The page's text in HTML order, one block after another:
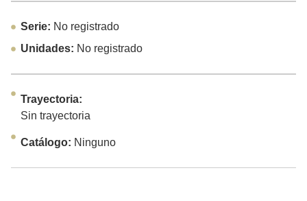
Serie: No registrado
Unidades: No registrado
Trayectoria:
Sin trayectoria
Catálogo: Ninguno